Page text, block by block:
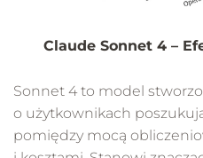
Claude Sonnet 4 –
Sonnet 4 to model
o użytkownikach
pomiędzy mocą